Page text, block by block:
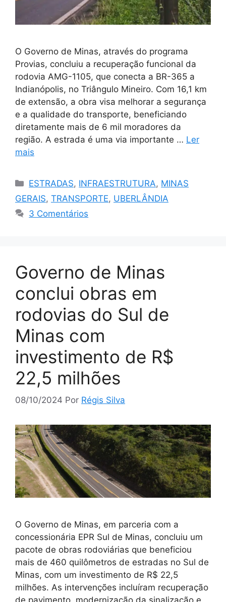
O Governo de Minas, através do programa
Provias, concluiu a recuperação funcional da
rodovia AMG-1105, que conecta a BR-365 a
Indianópolis, no Triângulo Mineiro. Com 16,1 km
de extensão, a obra visa melhorar a segurança
e a qualidade do transporte, beneficiando
diretamente mais de 6 mil moradores da
região. A estrada é uma via importante … Ler
mais
Categorias
ESTRADAS, INFRAESTRUTURA, MINAS
GERAIS, TRANSPORTE, UBERLÂNDIA
3 Comentários
Governo de Minas
conclui obras em
rodovias do Sul de
Minas com
investimento de R$
22,5 milhões
08/10/2024 Por Régis Silva
O Governo de Minas, em parceria com a
concessionária EPR Sul de Minas, concluiu um
pacote de obras rodoviárias que beneficiou
mais de 460 quilômetros de estradas no Sul de
Minas, com um investimento de R$ 22,5
milhões. As intervenções incluíram recuperação
de pavimento, modernização da sinalização e